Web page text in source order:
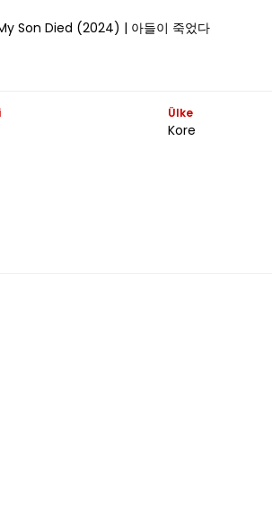
Son Died (2024) | 아들이 죽었다
Ülke
Kore